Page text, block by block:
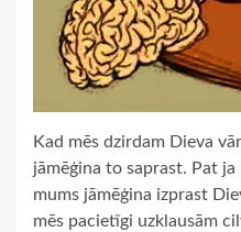
Kad mēs dzirdam Dieva
jāmēģina to saprast. Pat ja
mums jāmēģina izprast
mēs pacietīgi uzklausām